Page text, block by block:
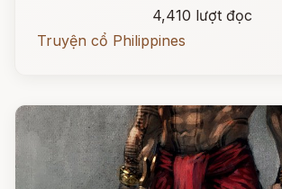
4,410 lượt đọc
Truyện cổ Philippines